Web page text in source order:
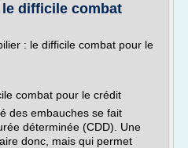
difficile combat
: le difficile combat pour le
combat pour le crédit
des embauches se fait
déterminée (CDD). Une
donc, mais qui permet